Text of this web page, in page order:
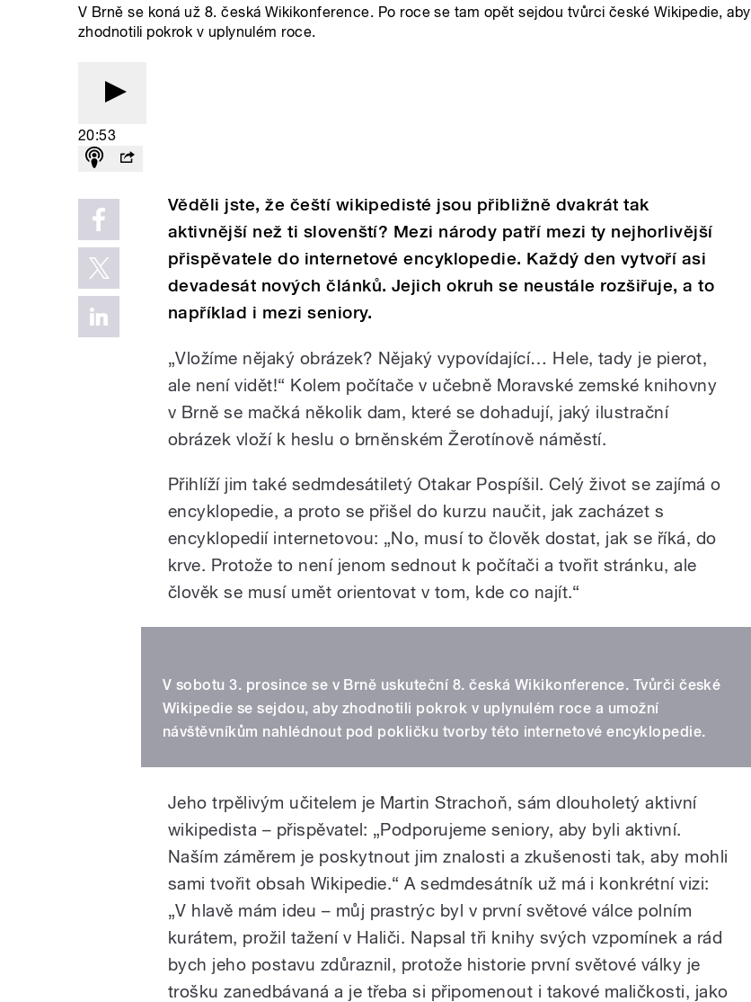
V Brně se koná už 8. česká Wikikonference. Po roce se tam opět sejdou tvůrci české Wikipedie, aby
zhodnotili pokrok v uplynulém roce.
20:53
Věděli jste, že čeští wikipedisté jsou přibližně dvakrát tak
aktivnější než ti slovenští? Mezi národy patří mezi ty nejhorlivější
přispěvatele do internetové encyklopedie. Každý den vytvoří asi
devadesát nových článků. Jejich okruh se neustále rozšiřuje, a to
například i mezi seniory.
„Vložíme nějaký obrázek? Nějaký vypovídající… Hele, tady je pierot,
ale není vidět!“ Kolem počítače v učebně Moravské zemské knihovny
v Brně se mačká několik dam, které se dohadují, jaký ilustrační
obrázek vloží k heslu o brněnském Žerotínově náměstí.
Přihlíží jim také sedmdesátiletý Otakar Pospíšil. Celý život se zajímá o
encyklopedie, a proto se přišel do kurzu naučit, jak zacházet s
encyklopedií internetovou: „No, musí to člověk dostat, jak se říká, do
krve. Protože to není jenom sednout k počítači a tvořit stránku, ale
člověk se musí umět orientovat v tom, kde co najít.“
V sobotu 3. prosince se v Brně uskuteční 8. česká Wikikonference. Tvůrči české
Wikipedie se sejdou, aby zhodnotili pokrok v uplynulém roce a umožní
návštěvníkům nahlédnout pod pokličku tvorby této internetové encyklopedie.
Jeho trpělivým učitelem je Martin Strachoň, sám dlouholetý aktivní
wikipedista – přispěvatel: „Podporujeme seniory, aby byli aktivní.
Naším záměrem je poskytnout jim znalosti a zkušenosti tak, aby mohli
sami tvořit obsah Wikipedie.“ A sedmdesátník už má i konkrétní vizi:
„V hlavě mám ideu – můj prastrýc byl v první světové válce polním
kurátem, prožil tažení v Haliči. Napsal tři knihy svých vzpomínek a rád
bych jeho postavu zdůraznil, protože historie první světové války je
trošku zanedbávaná a je třeba si připomenout i takové maličkosti, jako